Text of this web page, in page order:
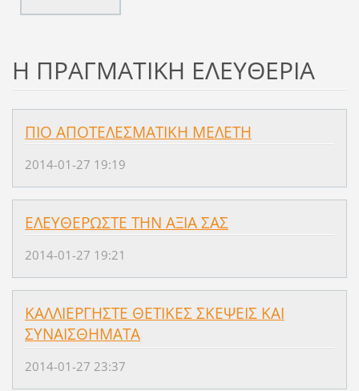
Η ΠΡΑΓΜΑΤΙΚΗ ΕΛΕΥΘΕΡΙΑ
ΠΙΟ ΑΠΟΤΕΛΕΣΜΑΤΙΚΗ ΜΕΛΕΤΗ
2014-01-27 19:19
ΕΛΕΥΘΕΡΩΣΤΕ ΤΗΝ ΑΞΙΑ ΣΑΣ
2014-01-27 19:21
ΚΑΛΛΙΕΡΓΗΣΤΕ ΘΕΤΙΚΕΣ ΣΚΕΨΕΙΣ ΚΑΙ
ΣΥΝΑΙΣΘΗΜΑΤΑ
2014-01-27 23:37